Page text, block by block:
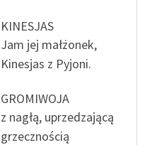
KINESJAS
Jam jej małżonek,
Kinesjas z Pyjoni.
GROMIWOJA
z nagłą, uprzedzającą
grzecznością